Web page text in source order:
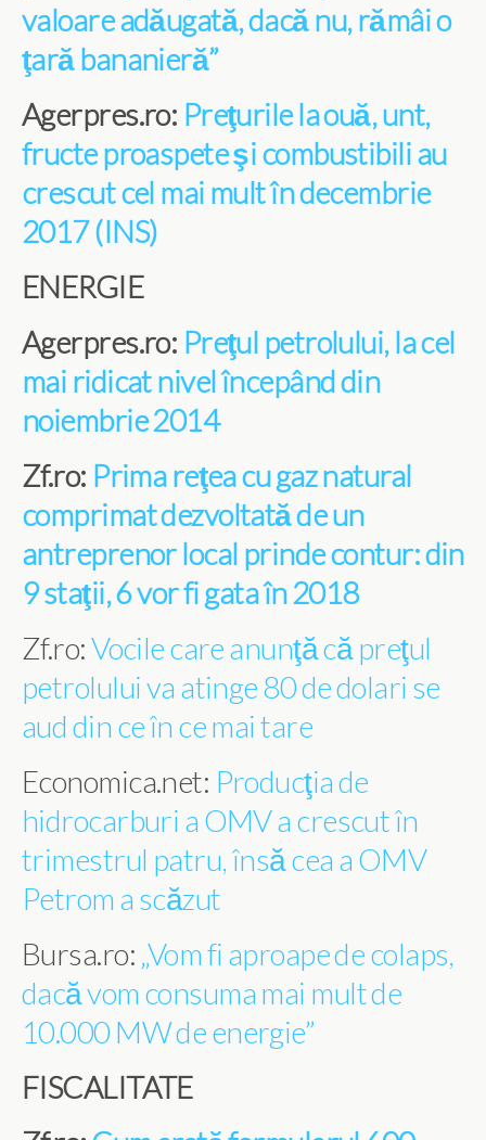
valoare adăugată, dacă nu, rămâi o
ţară bananieră”
Agerpres.ro: Preţurile la ouă, unt,
fructe proaspete şi combustibili au
crescut cel mai mult în decembrie
2017 (INS)
ENERGIE
Agerpres.ro: Preţul petrolului, la cel
mai ridicat nivel începând din
noiembrie 2014
Zf.ro: Prima reţea cu gaz natural
comprimat dezvoltată de un
antreprenor local prinde contur: din
9 staţii, 6 vor fi gata în 2018
Zf.ro:Vocile care anunţă că preţul
petrolului va atinge 80 de dolari se
aud din ce în ce mai tare
Economica.net: Producţia de
hidrocarburi a OMV a crescut în
trimestrul patru, însă cea a OMV
Petrom a scăzut
Bursa.ro: „Vom fi aproape de colaps,
dacă vom consuma mai mult de
10.000 MW de energie”
FISCALITATE